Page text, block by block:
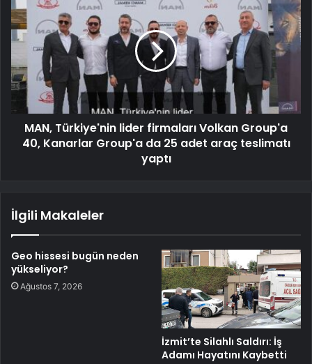
MAN, Türkiye'nin lider firmaları Volkan Group'a
40, Kanarlar Group'a da 25 adet araç teslimatı
yaptı
İlgili Makaleler
Geo hissesi bugün neden
yükseliyor?
Ağustos 7, 2026
İzmit’te Silahlı Saldırı: İş
Adamı Hayatını Kaybetti